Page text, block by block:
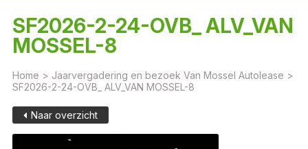
SF2026-2-24-OVB_ ALV_VAN
MOSSEL-8
Home > Jaarvergadering en bezoek Van Mossel Autolease >
SF2026-2-24-OVB_ ALV_VAN MOSSEL-8
Naar overzicht